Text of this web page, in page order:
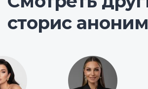
сторис